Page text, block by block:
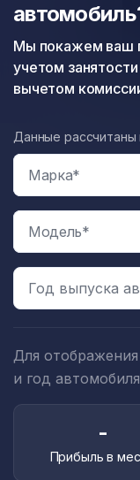
Мы покажем ваш
учетом
вычетом
Год выпуска
Данные рассчитаны
Для
и год автомобиля
-
Прибыль в